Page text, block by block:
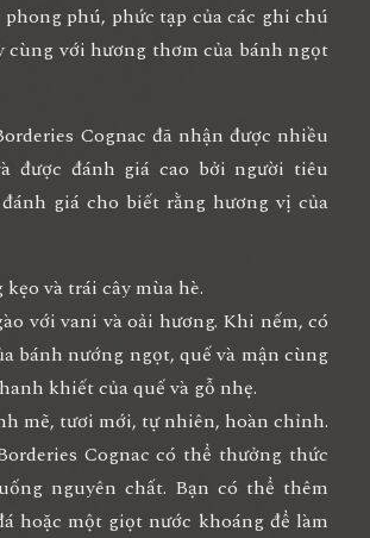
phú, phức tạp của các ghi chú
cùng với hương thơm của bánh ngọt
Cognac đã nhận được nhiều
được đánh giá cao bởi người tiêu
giá cho biết rằng hương vị của
và trái cây mùa hè.
với vani và oải hương. Khi nếm, có
bánh nướng ngọt, quế và mận cùng
khiết của quế và gỗ nhẹ.
mẽ, tươi mới, tự nhiên, hoàn chỉnh.
Cognac có thể thưởng thức
nguyên chất. Bạn có thể thêm
hoặc một giọt nước khoáng để làm